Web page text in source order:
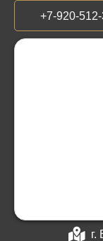
+7-920-